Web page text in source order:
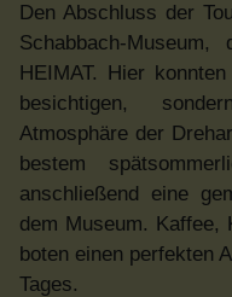
Den Abschluss der
Schabbach-
HEIMAT. Hier
besichtigen,
Atmosphäre der
bestem
anschließend eine
dem Museum. Kaffee,
boten einen perfekten
Tages.